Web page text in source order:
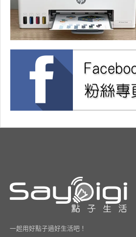
一起用好點子過好生活吧！